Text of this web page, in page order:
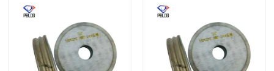
होम
उत्पाद